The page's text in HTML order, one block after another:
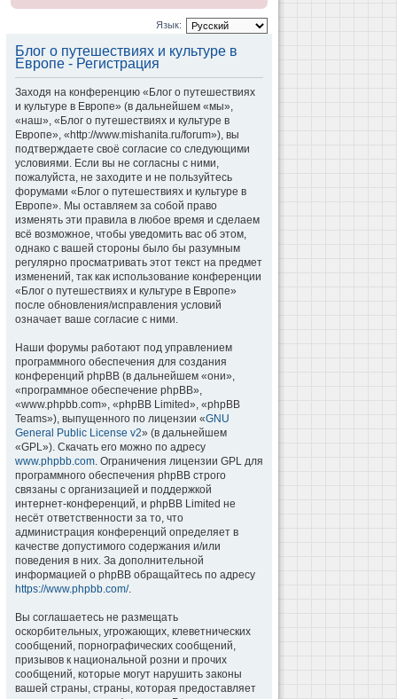
Язык:
Блог о путешествиях и культуре в
Европе - Регистрация
Заходя на конференцию «Блог о путешествиях
и культуре в Европе» (в дальнейшем «мы»,
«наш», «Блог о путешествиях и культуре в
Европе», «http://www.mishanita.ru/forum»), вы
подтверждаете своё согласие со следующими
условиями. Если вы не согласны с ними,
пожалуйста, не заходите и не пользуйтесь
форумами «Блог о путешествиях и культуре в
Европе». Мы оставляем за собой право
изменять эти правила в любое время и сделаем
всё возможное, чтобы уведомить вас об этом,
однако с вашей стороны было бы разумным
регулярно просматривать этот текст на предмет
изменений, так как использование конференции
«Блог о путешествиях и культуре в Европе»
после обновления/исправления условий
означает ваше согласие с ними.
Наши форумы работают под управлением
программного обеспечения для создания
конференций phpBB (в дальнейшем «они»,
«программное обеспечение phpBB»,
«www.phpbb.com», «phpBB Limited», «phpBB
Teams»), выпущенного по лицензии «GNU
General Public License v2» (в дальнейшем
«GPL»). Скачать его можно по адресу
www.phpbb.com. Ограничения лицензии GPL для
программного обеспечения phpBB строго
связаны с организацией и поддержкой
интернет-конференций, и phpBB Limited не
несёт ответственности за то, что
администрация конференций определяет в
качестве допустимого содержания и/или
поведения в них. За дополнительной
информацией о phpBB обращайтесь по адресу
https://www.phpbb.com/.
Вы соглашаетесь не размещать
оскорбительных, угрожающих, клеветнических
сообщений, порнографических сообщений,
призывов к национальной розни и прочих
сообщений, которые могут нарушить законы
вашей страны, страны, которая предоставляет